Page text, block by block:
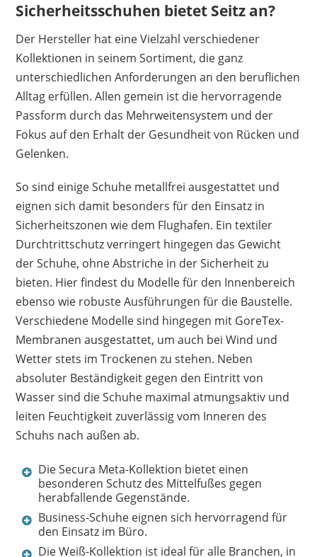
Sicherheitsschuhen bietet Seitz an?
Der Hersteller hat eine Vielzahl verschiedener
Kollektionen in seinem Sortiment, die ganz
unterschiedlichen Anforderungen an den beruflichen
Alltag erfüllen. Allen gemein ist die hervorragende
Passform durch das Mehrweitensystem und der
Fokus auf den Erhalt der Gesundheit von Rücken und
Gelenken.
So sind einige Schuhe metallfrei ausgestattet und
eignen sich damit besonders für den Einsatz in
Sicherheitszonen wie dem Flughafen. Ein textiler
Durchtrittschutz verringert hingegen das Gewicht
der Schuhe, ohne Abstriche in der Sicherheit zu
bieten. Hier findest du Modelle für den Innenbereich
ebenso wie robuste Ausführungen für die Baustelle.
Verschiedene Modelle sind hingegen mit GoreTex-
Membranen ausgestattet, um auch bei Wind und
Wetter stets im Trockenen zu stehen. Neben
absoluter Beständigkeit gegen den Eintritt von
Wasser sind die Schuhe maximal atmungsaktiv und
leiten Feuchtigkeit zuverlässig vom Inneren des
Schuhs nach außen ab.
Die Secura Meta-Kollektion bietet einen
besonderen Schutz des Mittelfußes gegen
herabfallende Gegenstände.
Business-Schuhe eignen sich hervorragend für
den Einsatz im Büro.
Die Weiß-Kollektion ist ideal für alle Branchen, in